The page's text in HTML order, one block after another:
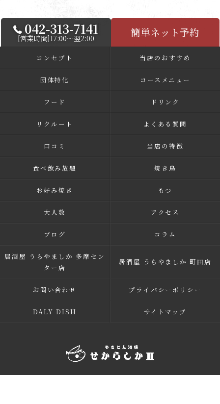
042-313-7141
[営業時間]17:00～翌2:00 簡単ネット予約
コンセプト 当店のおすすめ
団体特化 コースメニュー
フード ドリンク
リクルート よくある質問
口コミ 当店の特徴
食べ飲み放題 焼き鳥
お好み焼き もつ
大人数 アクセス
ブログ コラム
居酒屋 うらやましか 多摩セン
ター店
居酒屋 うらやましか 町田店
お問い合わせ プライバシーポリシー
DALY DISH サイトマップ